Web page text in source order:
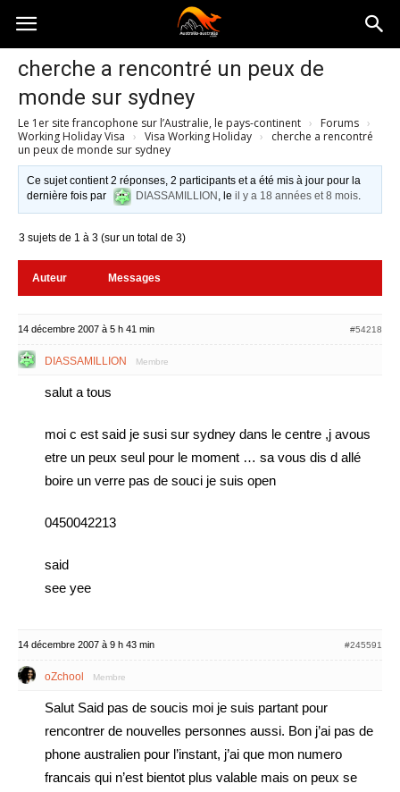
Australia-
australie.com
cherche a rencontré un peux de
monde sur sydney
Le 1er site francophone sur l’Australie, le pays-continent › Forums ›
Working Holiday Visa › Visa Working Holiday ›
cherche a rencontré
un peux de monde sur sydney
Ce sujet contient 2 réponses, 2 participants et a été mis à jour pour la
dernière fois par
DIASSAMILLION , leil y a 18 années et 8 mois.
3 sujets de 1 à 3 (sur un total de 3)
Auteur Messages
14 décembre 2007 à 5 h 41 min #54218
DIASSAMILLION Membre
salut a tous
moi c est said je susi sur sydney dans le centre ,j avous
etre un peux seul pour le moment … sa vous dis d allé
boire un verre pas de souci je suis open
0450042213
said
see yee
14 décembre 2007 à 9 h 43 min #245591
oZchool Membre
Salut Said pas de soucis moi je suis partant pour
rencontrer de nouvelles personnes aussi. Bon j’ai pas de
phone australien pour l’instant, j’ai que mon numero
francais qui n’est bientot plus valable mais on peux se